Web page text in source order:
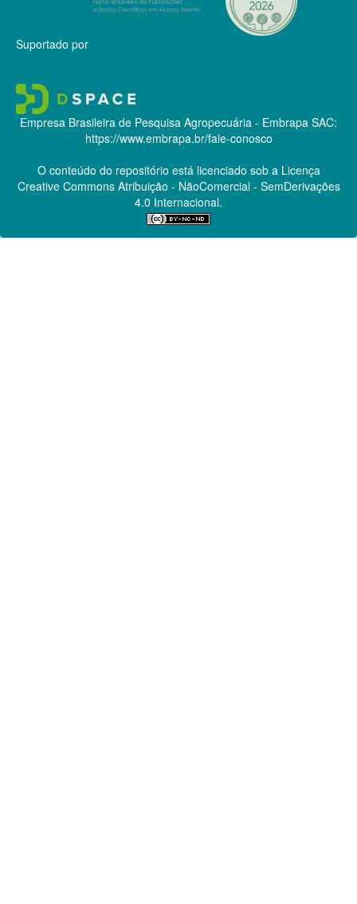
Suportado por
Empresa Brasileira de Pesquisa Agropecuária - Embrapa SAC:
https://www.embrapa.br/fale-conosco
O conteúdo do repositório está licenciado sob a Licença
Creative CommonsAtribuição - NãoComercial - SemDerivações
4.0 Internacional.